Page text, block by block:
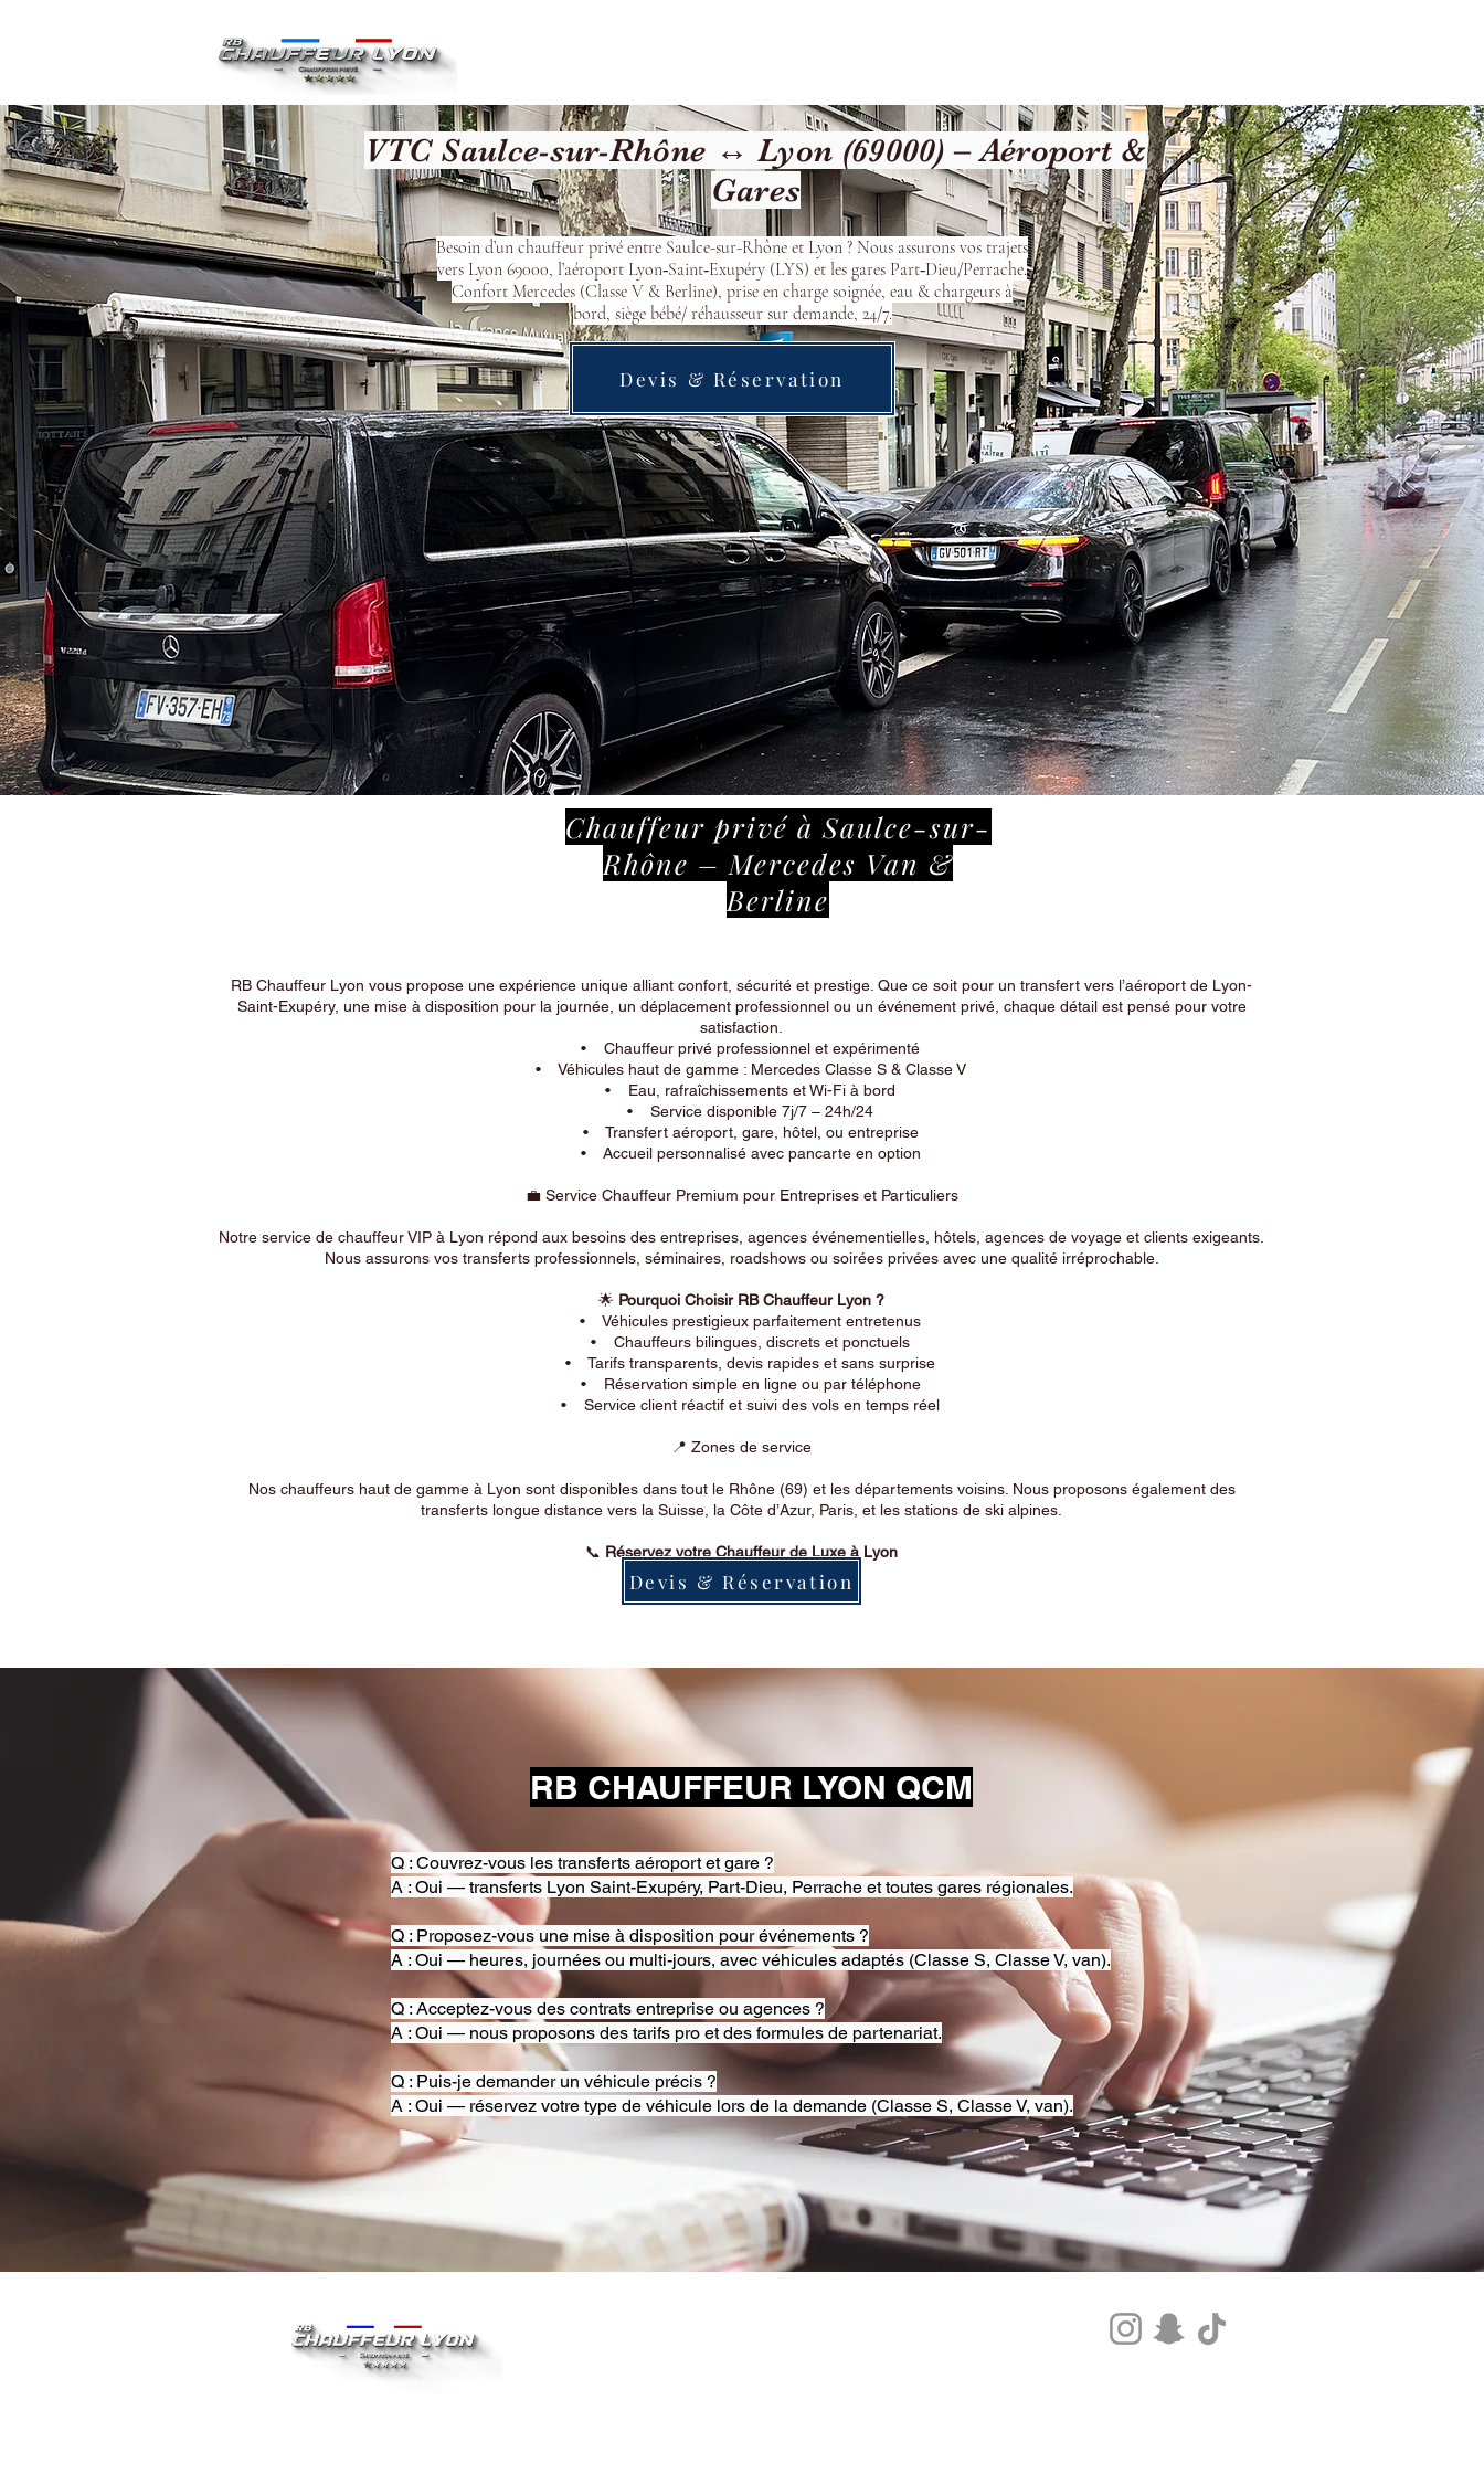
VTC Saulce-sur-Rhône ↔ Lyon (69000) – Aéroport &
Gares
Besoin d’un chauffeur privé entre Saulce-sur-Rhône et Lyon ? Nous assurons vos trajets
vers Lyon 69000, l’aéroport Lyon‑Saint‑Exupéry (LYS) et les gares Part‑Dieu/Perrache.
Confort Mercedes (Classe V & Berline), prise en charge soignée, eau & chargeurs à
bord, siège bébé/ réhausseur sur demande, 24/7.
Devis & Réservation
Chauffeur privé à Saulce-sur-
Rhône – Mercedes Van &
Berline
RB Chauffeur Lyon vous propose une expérience unique alliant confort, sécurité et prestige. Que ce soit pour un transfert vers l’aéroport de Lyon-
Saint-Exupéry, une mise à disposition pour la journée, un déplacement professionnel ou un événement privé, chaque détail est pensé pour votre
satisfaction.
• Chauffeur privé professionnel et expérimenté
• Véhicules haut de gamme : Mercedes Classe S & Classe V
• Eau, rafraîchissements et Wi-Fi à bord
• Service disponible 7j/7 – 24h/24
• Transfert aéroport, gare, hôtel, ou entreprise
• Accueil personnalisé avec pancarte en option
💼 Service Chauffeur Premium pour Entreprises et Particuliers
Notre service de chauffeur VIP à Lyon répond aux besoins des entreprises, agences événementielles, hôtels, agences de voyage et clients exigeants.
Nous assurons vos transferts professionnels, séminaires, roadshows ou soirées privées avec une qualité irréprochable.
🌟 Pourquoi Choisir RB Chauffeur Lyon ?
• Véhicules prestigieux parfaitement entretenus
• Chauffeurs bilingues, discrets et ponctuels
• Tarifs transparents, devis rapides et sans surprise
• Réservation simple en ligne ou par téléphone
• Service client réactif et suivi des vols en temps réel
📍 Zones de service
Nos chauffeurs haut de gamme à Lyon sont disponibles dans tout le Rhône (69) et les départements voisins. Nous proposons également des
transferts longue distance vers la Suisse, la Côte d’Azur, Paris, et les stations de ski alpines.
📞 Réservez votre Chauffeur de Luxe à Lyon
Devis & Réservation
RB CHAUFFEUR LYON QCM
Q : Couvrez-vous les transferts aéroport et gare ?
A : Oui — transferts Lyon Saint-Exupéry, Part-Dieu, Perrache et toutes gares régionales.
Q : Proposez-vous une mise à disposition pour événements ?
A : Oui — heures, journées ou multi-jours, avec véhicules adaptés (Classe S, Classe V, van).
Q : Acceptez-vous des contrats entreprise ou agences ?
A : Oui — nous proposons des tarifs pro et des formules de partenariat.
Q : Puis-je demander un véhicule précis ?
A : Oui — réservez votre type de véhicule lors de la demande (Classe S, Classe V, van).